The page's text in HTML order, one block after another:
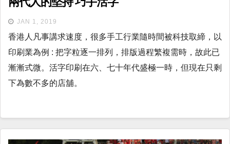
JAN 1, 2019
香港人凡事講求速度，很多手工行業隨時間被科技取締，以
印刷業為例 : 把字粒逐一排列，排版過程繁複需時，故此已
漸漸式微。活字印刷在六、七十年代盛極一時，但現在只剩
下為數不多的店舖。